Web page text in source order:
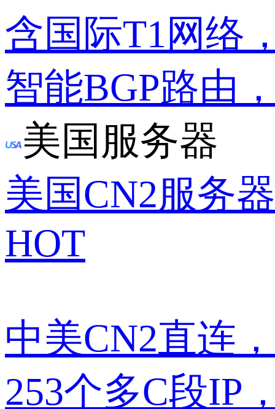
含国际T1网络
智能BGP路由
美国服务器
美国CN2服务器
HOT
中美CN2直连
253个多C段IP